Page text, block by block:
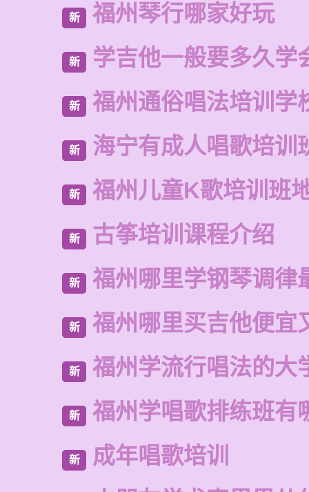
新 福州琴行哪家好玩
新 学吉他一般要多久学
新 福州通俗唱法培训学
新 海宁有成人唱歌培训
新 福州儿童K歌培训班
新 古筝培训课程介绍
新 福州哪里学钢琴调律
新 福州哪里买吉他便宜
新 福州学流行唱法的大
新 福州学唱歌排练班有
新
成年唱歌培训